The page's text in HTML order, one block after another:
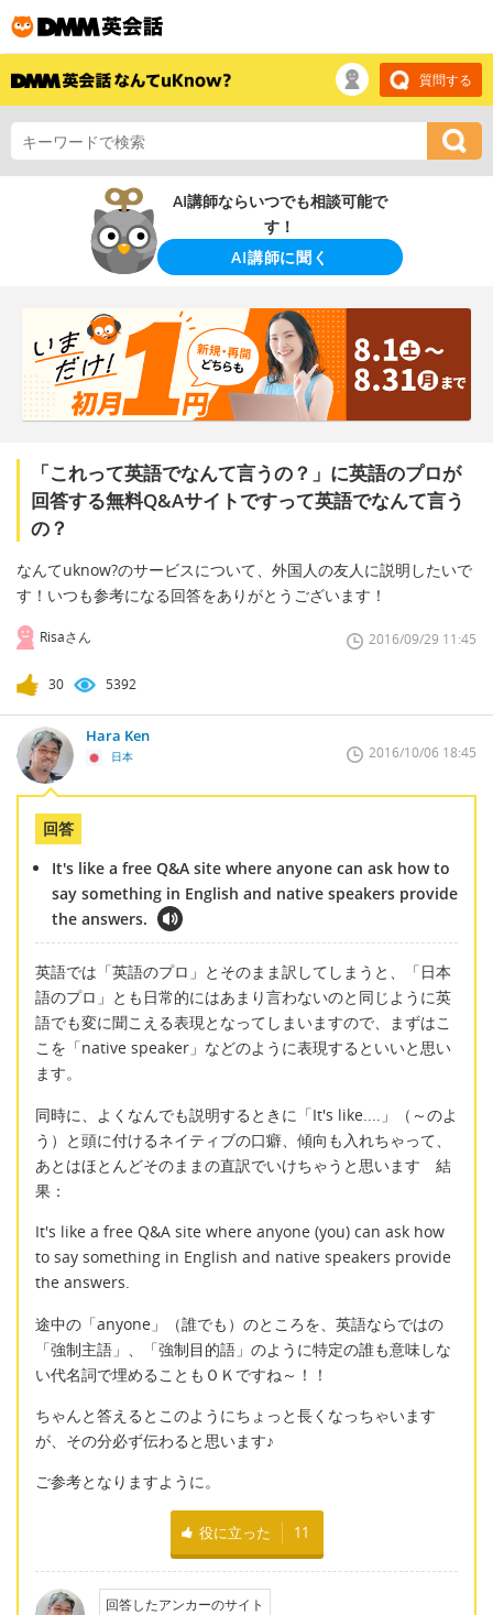
質問する
AI講師ならいつでも相談可能で
す！
AI講師に聞く
「これって英語でなんて言うの？」に英語のプロが
回答する無料Q&Aサイトですって英語でなんて言う
の？
なんてuknow?のサービスについて、外国人の友人に説明したいで
す！いつも参考になる回答をありがとうございます！
Risaさん 2016/09/29 11:45
30 5392
Hara Ken
日本 2016/10/06 18:45
回答
It's like a free Q&A site where anyone can ask how to
say something in English and native speakers provide
the answers.
英語では「英語のプロ」とそのまま訳してしまうと、「日本
語のプロ」とも日常的にはあまり言わないのと同じように英
語でも変に聞こえる表現となってしまいますので、まずはこ
こを「native speaker」などのように表現するといいと思い
ます。
同時に、よくなんでも説明するときに「It's like....」（～のよ
う）と頭に付けるネイティブの口癖、傾向も入れちゃって、
あとはほとんどそのままの直訳でいけちゃうと思います 結
果：
It's like a free Q&A site where anyone (you) can ask how
to say something in English and native speakers provide
the answers.
途中の「anyone」（誰でも）のところを、英語ならではの
「強制主語」、「強制目的語」のように特定の誰も意味しな
い代名詞で埋めることもＯＫですね～！！
ちゃんと答えるとこのようにちょっと長くなっちゃいます
が、その分必ず伝わると思います♪
ご参考となりますように。
役に立った 11
回答したアンカーのサイト